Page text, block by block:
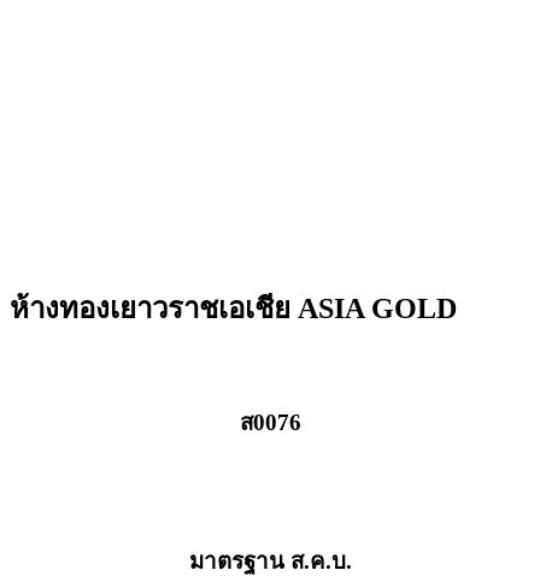
ห้างทองเยาวราชเอเชีย ASIA GOLD
ส0076
มาตรฐาน ส.ค.บ.